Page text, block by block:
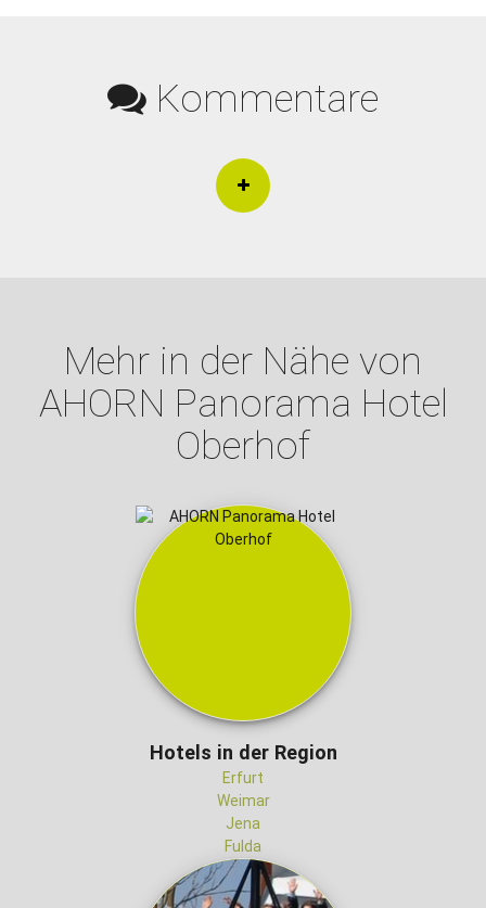
Kommentare
Mehr in der Nähe von
AHORN Panorama Hotel
Oberhof
Hotels in der Region
Erfurt
Weimar
Jena
Fulda